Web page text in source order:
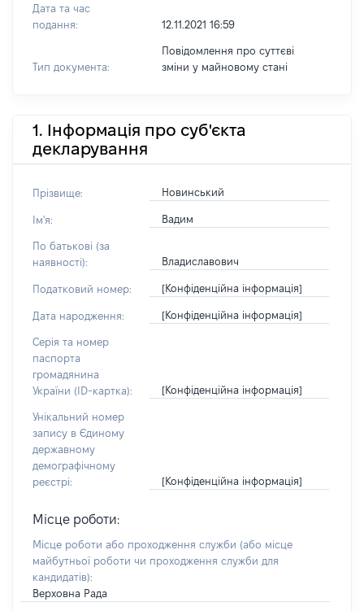
Дата та час
подання:
12.11.2021 16:59
Тип документа:
Повідомлення про суттєві
зміни y майновому стані
1. Інформація про суб'єкта
декларування
Прізвище: Новинський
Ім'я: Вадим
По батькові (за
наявності):
Владиславович
Податковий номер: [Конфіденційна інформація]
Дата народження: [Конфіденційна інформація]
Серія та номер
паспорта
громадянина
України (ID-картка):
[Конфіденційна інформація]
Унікальний номер
запису в Єдиному
державному
демографічному
реєстрі:
[Конфіденційна інформація]
Місце роботи:
Місце роботи або проходження служби (або місце
майбутньої роботи чи проходження служби для
кандидатів):
Верховна Рада